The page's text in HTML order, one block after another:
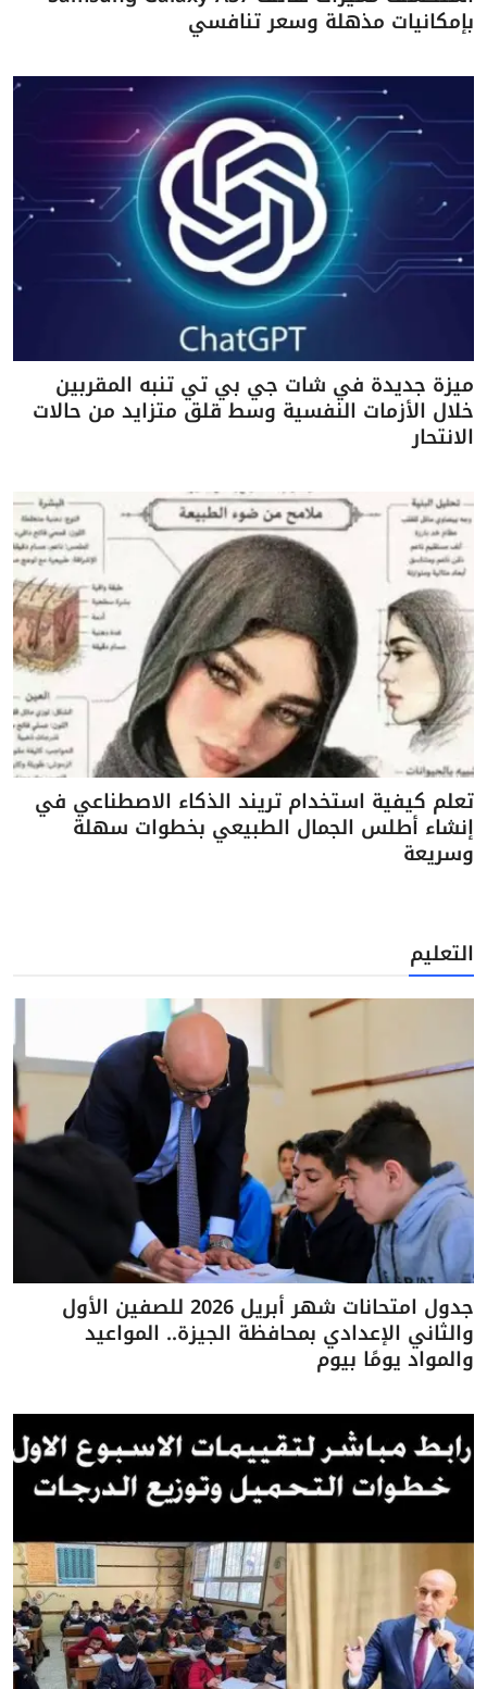
بإمكانيات مذهلة وسعر تنافسي
ميزة جديدة في شات جي بي تي تنبه المقربين
خلال الأزمات النفسية وسط قلق متزايد من حالات
الانتحار
تعلم كيفية استخدام تريند الذكاء الاصطناعي في
إنشاء أطلس الجمال الطبيعي بخطوات سهلة
وسريعة
التعليم
جدول امتحانات شهر أبريل 2026 للصفين الأول
والثاني الإعدادي بمحافظة الجيزة.. المواعيد
والمواد يومًا بيوم